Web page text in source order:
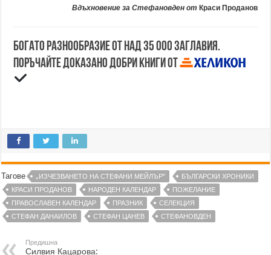
Вдъхновение за Стефановден от Краси Проданов
Богато разнообразие от над 35 000 заглавия.
Поръчайте доказано добри книги от
Тагове „ИЗЧЕЗВАНЕТО НА СТЕФАНИ МЕЙЛЪР”
БЪЛГАРСКИ ХРОНИКИ
КРАСИ ПРОДАНОВ
НАРОДЕН КАЛЕНДАР
ПОЖЕЛАНИЕ
ПРАВОСЛАВЕН КАЛЕНДАР
ПРАЗНИК
СЕЛЕКЦИЯ
СТЕФАН ДАНАИЛОВ
СТЕФАН ЦАНЕВ СТЕФАНОВДЕН
Предишна
Силвия Кацарова: